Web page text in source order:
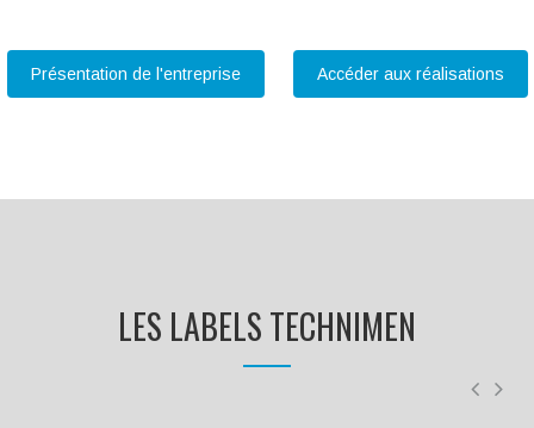
Présentation de l'entreprise Accéder aux réalisations
LES LABELS TECHNIMEN